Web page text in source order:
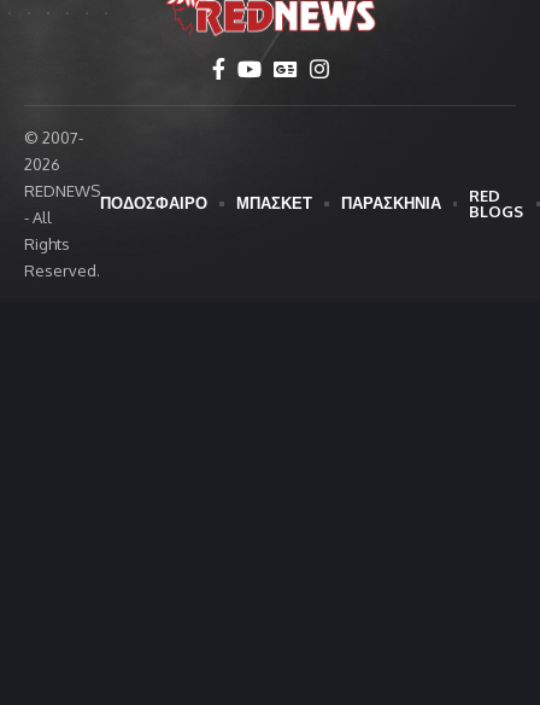
© 2007-
2026
REDNEWS
- All
Rights
Reserved.
ΠΟΔΟΣΦΑΙΡΟ ΜΠΑΣΚΕΤ ΠΑΡΑΣΚΗΝΙΑ
RED
BLOGS